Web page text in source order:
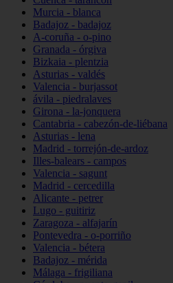
Murcia - blanca
Badajoz - badajoz
A-coruña - o-pino
Granada - órgiva
Bizkaia - plentzia
Asturias - valdés
Valencia - burjassot
ávila - piedralaves
Girona - la-jonquera
Cantabria - cabezón-de-liébana
Asturias - lena
Madrid - torrejón-de-ardoz
Illes-balears - campos
Valencia - sagunt
Madrid - cercedilla
Alicante - petrer
Lugo - guitiriz
Zaragoza - alfajarín
Pontevedra - o-porriño
Valencia - bétera
Badajoz - mérida
Málaga - frigiliana